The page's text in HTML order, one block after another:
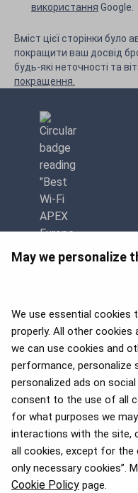
May we personalize
We use essential
properly. All other cookies
we can use cookies and
performance, personalize
personalized ads on
consent to the use of all
for what purposes we
interactions with the site,
all cookies, except for the
only necessary cookies”.
Cookie Policy page.
використання Google.
Вміст цієї сторінки
покращити ваш досвід
будь-які неточності та
покращення.
Премія
APEX